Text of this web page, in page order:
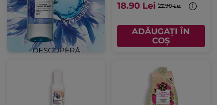
18.90 Lei 22.90 Lei
ADĂUGAȚI ÎN
COȘ